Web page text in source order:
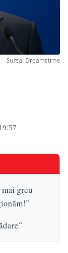
Sursa: Dreamstime
greu